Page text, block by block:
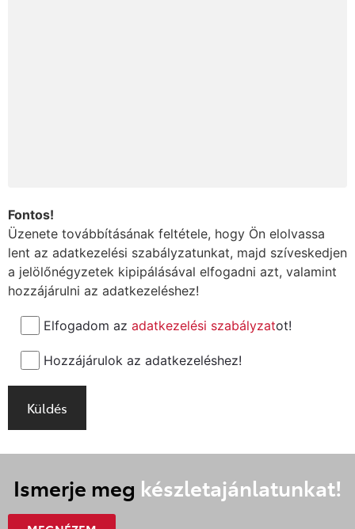
Fontos!
Üzenete továbbításának feltétele, hogy Ön elolvassa
lent az adatkezelési szabályzatunkat, majd szíveskedjen
a jelölőnégyzetek kipipálásával elfogadni azt, valamint
hozzájárulni az adatkezeléshez!
Elfogadom az adatkezelési szabályzatot!
Hozzájárulok az adatkezeléshez!
Ismerje meg készletajánlatunkat!